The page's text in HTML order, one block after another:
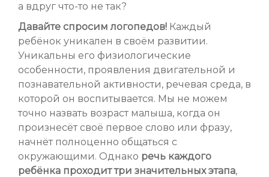
а вдруг что-то не так?
Давайте спросим логопедов! Каждый
ребёнок уникален в своём развитии.
Уникальны его физиологические
особенности, проявления двигательной и
познавательной активности, речевая среда, в
которой он воспитывается. Мы не можем
точно назвать возраст малыша, когда он
произнесёт своё первое слово или фразу,
начнёт полноценно общаться с
окружающими. Однако речь каждого
ребёнка проходит три значительных этапа,